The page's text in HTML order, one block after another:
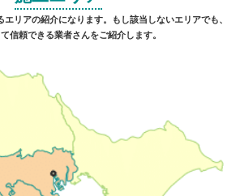
リアの紹介になります。もし該当しないエリアでも、
信頼できる業者さんをご紹介します。